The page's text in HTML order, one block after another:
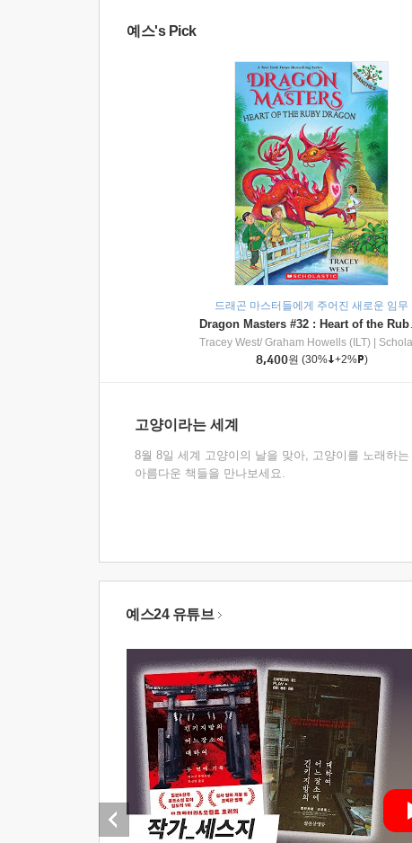
예스's Pick
드래곤 마스터들에게 주어진 새로운 임무
Dragon
Tracey West/ Graham Howells (ILT)
Scholastic Inc
8,400원 (30% +2% )
고양이라는 세계
8월 8일 세계 고양이의 날을 맞아, 고양이를 노래하는
아름다운 책들을 만나보세요.
예스24 유튜브